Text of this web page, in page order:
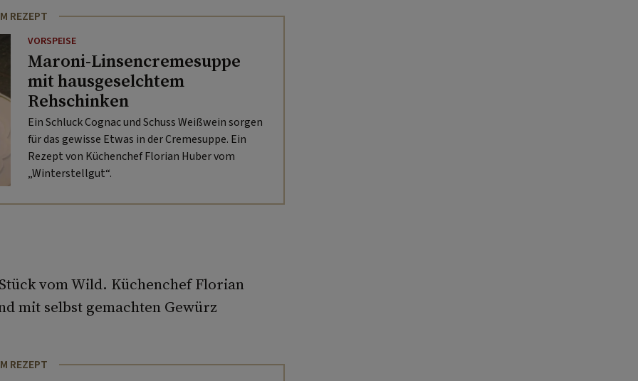
REZEPT
VORSPEISE
Maroni-Linsencremesuppe
mit hausgeselchtem
Rehschinken
Ein Schluck Cognac und Schuss Weißwein sorgen
für das gewisse Etwas in der Cremesuppe. Ein
Rezept von Küchenchef Florian Huber vom
„Winterstellgut“.
vom Wild. Küchenchef Florian
mit selbst gemachten Gewürz
REZEPT